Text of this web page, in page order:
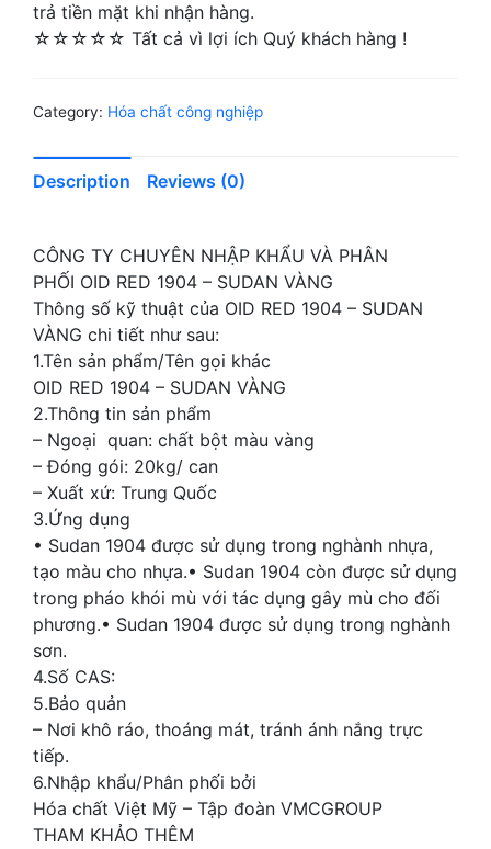
trả tiền mặt khi nhận hàng.
☆☆☆☆☆ Tất cả vì lợi ích Quý khách hàng !
Category: Hóa chất công nghiệp
Description Reviews (0)
CÔNG TY CHUYÊN NHẬP KHẨU VÀ PHÂN
PHỐI OID RED 1904 – SUDAN VÀNG
Thông số kỹ thuật của OID RED 1904 – SUDAN
VÀNG chi tiết như sau:
1.Tên sản phẩm/Tên gọi khác
OID RED 1904 – SUDAN VÀNG
2.Thông tin sản phẩm
– Ngoại quan: chất bột màu vàng
– Đóng gói: 20kg/ can
– Xuất xứ: Trung Quốc
3.Ứng dụng
• Sudan 1904 được sử dụng trong nghành nhựa,
tạo màu cho nhựa.• Sudan 1904 còn được sử dụng
trong pháo khói mù với tác dụng gây mù cho đối
phương.• Sudan 1904 được sử dụng trong nghành
sơn.
4.Số CAS:
5.Bảo quản
– Nơi khô ráo, thoáng mát, tránh ánh nắng trực
tiếp.
6.Nhập khẩu/Phân phối bởi
Hóa chất Việt Mỹ – Tập đoàn VMCGROUP
THAM KHẢO THÊM